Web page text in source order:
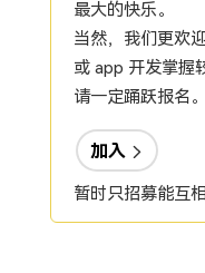
最大的快乐。
当然，我们更欢
或 app 开发掌握
请一定踊跃报名。
加入
暂时只招募能互